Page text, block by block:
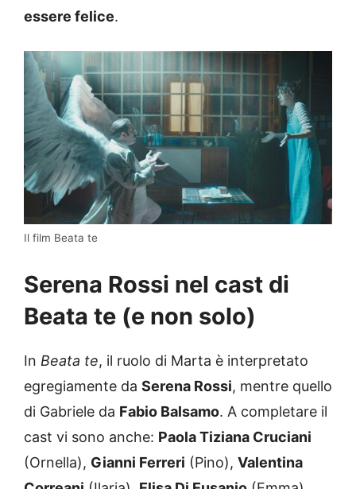
essere felice.
Il film Beata te
Serena Rossi nel cast di
Beata te (e non solo)
In Beata te, il ruolo di Marta è interpretato
egregiamente da Serena Rossi, mentre quello
di Gabriele da Fabio Balsamo. A completare il
cast vi sono anche: Paola Tiziana Cruciani
(Ornella), Gianni Ferreri (Pino), Valentina